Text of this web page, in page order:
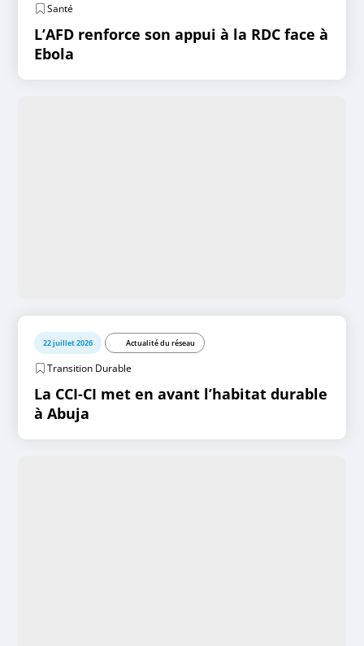
Santé
L’AFD renforce son appui à la RDC face à
Ebola
22 juillet 2026 Actualité du réseau
Transition Durable
La CCI-CI met en avant l’habitat durable
à Abuja